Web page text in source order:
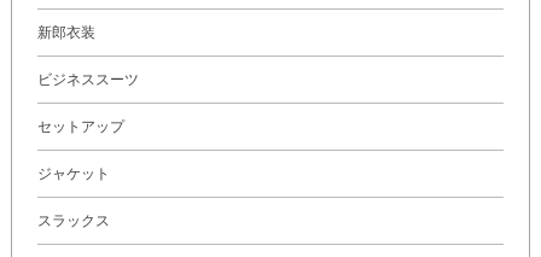
新郎衣装
ビジネススーツ
セットアップ
ジャケット
スラックス